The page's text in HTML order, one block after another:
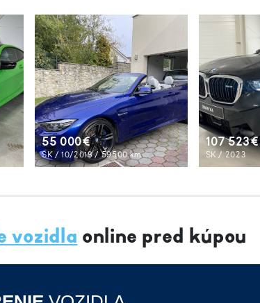
55 000€
SK / 10/2018 / 59500 km
107 523€
SK / 2023
vozidla online pred kúpou